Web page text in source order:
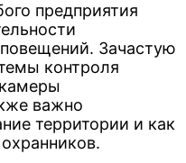
предприятия
Зачастую
контроля
важно
территории и как